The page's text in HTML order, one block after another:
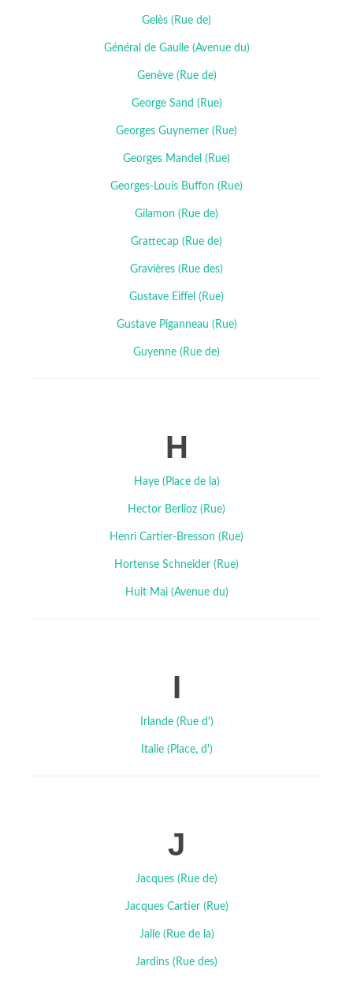
Gelès (Rue de)
Général de Gaulle (Avenue du)
Genève (Rue de)
George Sand (Rue)
Georges Guynemer (Rue)
Georges Mandel (Rue)
Georges-Louis Buffon (Rue)
Gilamon (Rue de)
Grattecap (Rue de)
Gravières (Rue des)
Gustave Eiffel (Rue)
Gustave Piganneau (Rue)
Guyenne (Rue de)
H
Haye (Place de la)
Hector Berlioz (Rue)
Henri Cartier-Bresson (Rue)
Hortense Schneider (Rue)
Huit Mai (Avenue du)
I
Irlande (Rue d')
Italie (Place, d')
J
Jacques (Rue de)
Jacques Cartier (Rue)
Jalle (Rue de la)
Jardins (Rue des)